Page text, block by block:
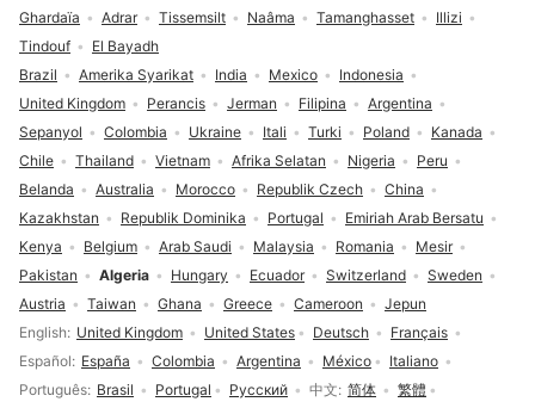
Pilihan bahasa
English United Kingdom United States Deutsch
Français
Español
España Colombia Argentina México
Italiano
Português Brasil Portugal Русский 中文 简体
繁體
Brazil Amerika Syarikat India Mexico
Indonesia
United Kingdom
Perancis Jerman Filipina
Argentina
Sepanyol
Colombia Ukraine Itali Turki Poland
Kanada
Chile
Thailand Vietnam Afrika Selatan Nigeria
Peru
Belanda
Australia Morocco Republik Czech
China
Kazakhstan
Republik Dominika Portugal
Emiriah Arab Bersatu
Kenya
Belgium Arab Saudi Malaysia Romania
Mesir
Pakistan
Algeria Hungary Ecuador Switzerland
Sweden
Austria
Taiwan Ghana Greece Cameroon Jepun
Ghardaïa
Adrar Tissemsilt Naâma Tamanghasset
Illizi
Tindouf
El Bayadh